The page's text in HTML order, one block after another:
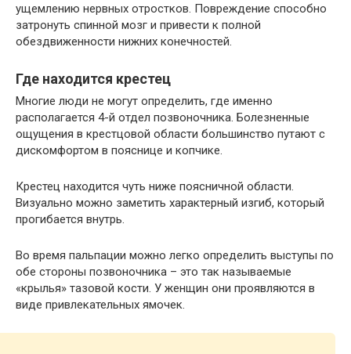
ущемлению нервных отростков. Повреждение способно
затронуть спинной мозг и привести к полной
обездвиженности нижних конечностей.
Где находится крестец
Многие люди не могут определить, где именно
располагается 4-й отдел позвоночника. Болезненные
ощущения в крестцовой области большинство путают с
дискомфортом в пояснице и копчике.
Крестец находится чуть ниже поясничной области.
Визуально можно заметить характерный изгиб, который
прогибается внутрь.
Во время пальпации можно легко определить выступы по
обе стороны позвоночника – это так называемые
«крылья» тазовой кости. У женщин они проявляются в
виде привлекательных ямочек.